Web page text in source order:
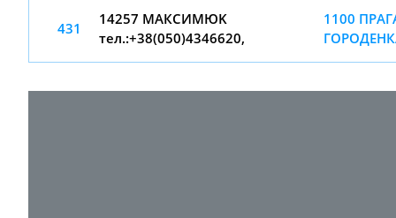
431
14257 МАКCИМЮK
тел.:+38(050)4346620,
1100